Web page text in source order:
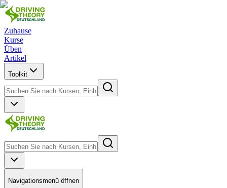
Zuhause
Kurse
Üben
Artikel
Toolkit
Navigationsmenü öffnen